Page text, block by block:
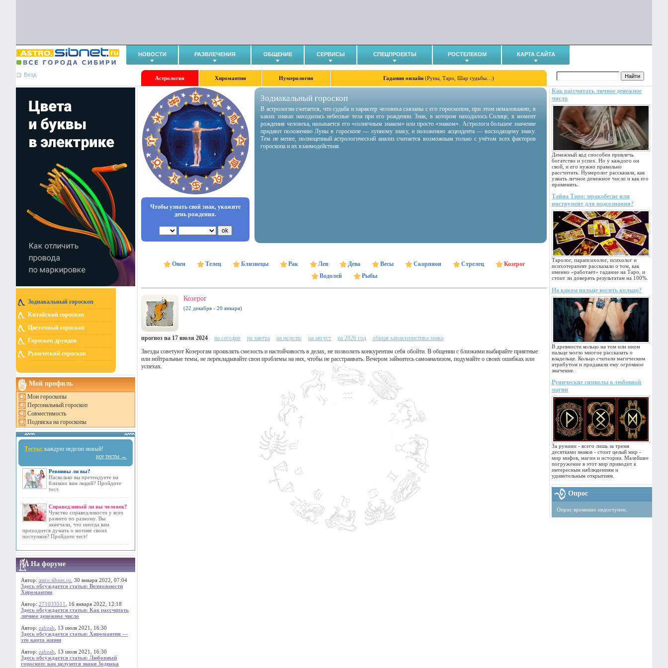
НОВОСТИ РАЗВЛЕЧЕНИЯ ОБЩЕНИЕ СЕРВИСЫ СПЕЦПРОЕКТЫ РОСТЕЛЕКОМ КАРТА САЙТА
Вход
Астрология Хиромантия Нумерология Гадания онлайн (Руны, Таро, Шар судьбы…)
Зодиакальный гороскоп
Китайский гороскоп
Цветочный гороскоп
Гороскоп друидов
Рунический гороскоп
Мой профиль
Мои гороскопы
Персональный гороскоп
Совместимость
Подписка на гороскопы
Тесты: каждую неделю новый!
все тесты →
Ревнивы ли вы?
Насколько вы претендуете на
близких вам людей? Пройдите
тест.
Справедливый ли вы человек?
Чувство справедливости у всех
развито по разному. Вы
замечали, что иногда вам
приходится думать о мотиве своих
поступков? Пройдите тест!
На форуме
Автор: astro.sibnet.ru , 30 января 2022, 07:04
Здесь обсуждается статья: Возможности
Хиромантии
Автор: 271033511
, 16 января 2022, 12:18
Здесь обсуждается статья: Как рассчитать
личное денежное число
Автор: zabzab , 13 июля 2021, 16:30
Здесь обсуждается статья: Хиромантия —
это карта жизни
Автор: zabzab , 13 июля 2021, 16:30
Здесь обсуждается статья: Любовный
гороскоп: как целуются знаки Зодиака
Как рассчитать личное денежное
число
Денежный код способен привлечь
богатство и успех. Но у каждого он
свой, и его нужно правильно
рассчитать. Нумеролог рассказала, как
узнать личное денежное число и как его
применять.
Тайна Таро: мракобесие или
инструмент для подсознания?
Таролог, парапсихолог, психолог и
психотерапевт рассказали о том, как
именно «работает» гадание на Таро, и
стоит ли доверять результатам на 100%.
На каком пальце носить кольцо?
В древности кольцо на том или ином
пальце могло многое рассказать о
владельце. Кольцо считали магическим
атрибутом и придавали ему огромное
значение.
Рунические символы в любовной
магии
За рунами - всего лишь за тремя
десятками знаков - стоит целый мир -
мир мифов, магии и истории. Малейшее
погружение в этот мир приводит к
интересным наблюдениям и
удивительным открытиям.
Опрос
Опрос временно недоступен.
Чтобы узнать свой знак, укажите
день рождения.
Зодиакальный гороскоп
В астрологии считается, что судьба и характер человека связаны с его гороскопом, при этом немаловажно, в
каких знаках находились небесные тела при его рождении. Знак, в котором находилось Солнце, в момент
рождения человека, называется его «солнечным знаком» или просто «знаком». Астрологи большое значение
придают положению Луны в гороскопе — лунному знаку, и положению асцендента — восходящему знаку.
Тем не менее, полноценный астрологический анализ считается возможным только с учётом всех факторов
гороскопа и их взаимодействия.
Овен Телец Близнецы Рак Лев Дева Весы Скорпион Стрелец
Козерог
Водолей
Рыбы
Козерог
(22 декабря - 20 января)
прогноз на 17 июля 2024 на сегодня на завтра на неделю на август на 2026 год
общая характеристика знака
Звезды советуют Козерогам проявлять смелость и настойчивость в делах, не позволять конкурентам себя обойти. В общении с близкими выбирайте приятные
или нейтральные темы, не перекладывайте свои проблемы на них, чтобы не расстраивать. Вечером займитесь самоанализом, подумайте о своих ошибках или
успехах.